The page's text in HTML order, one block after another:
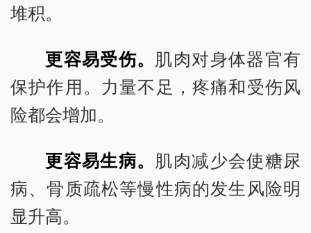
堆积。
更容易受伤。 肌肉对身体器官有
保护作用。力量不足，疼痛和受伤风
险都会增加。
更容易生病。 肌肉减少会使糖尿
病、骨质疏松等慢性病的发生风险明
显升高。